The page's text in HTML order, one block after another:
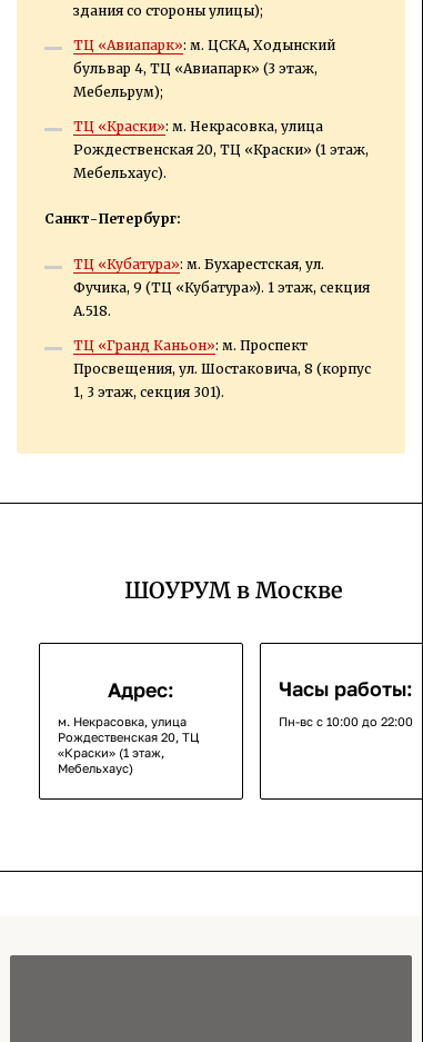
здания со стороны улицы);
ТЦ «Авиапарк»: м. ЦСКА, Ходынский
бульвар 4, ТЦ «Авиапарк» (3 этаж,
Мебельрум);
ТЦ «Краски»: м. Некрасовка, улица
Рождественская 20, ТЦ «Краски» (1 этаж,
Мебельхаус).
Санкт-Петербург:
ТЦ «Кубатура»: м. Бухарестская, ул.
Фучика, 9 (ТЦ «Кубатура»). 1 этаж, секция
А.518.
ТЦ «Гранд Каньон»: м. Проспект
Просвещения, ул. Шостаковича, 8 (корпус
1, 3 этаж, секция 301).
ШОУРУМ в Москве
Адрес:
м. Некрасовка, улица
Рождественская 20, ТЦ
«Краски» (1 этаж,
Мебельхаус)
Часы работы:
Пн-вс с 10:00 до 22:00